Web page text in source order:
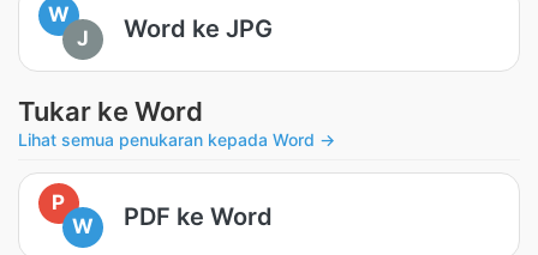
W
J
Word ke JPG
Tukar ke Word
Lihat semua penukaran kepada Word →
P
W
PDF ke Word